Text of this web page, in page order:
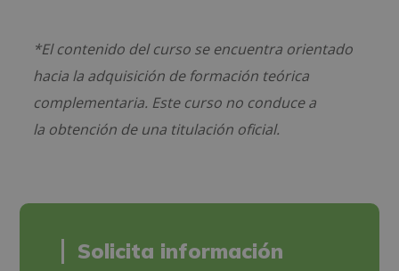
*El contenido del curso se encuentra orientado
hacia la adquisición de formación teórica
complementaria. Este curso no conduce a
la obtención de una titulación oficial.
Solicita información